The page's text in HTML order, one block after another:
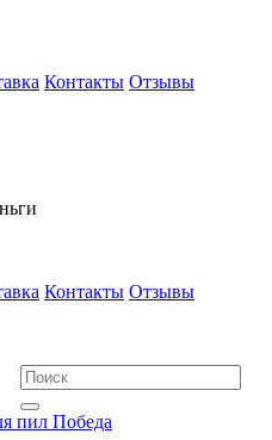
Контакты Отзывы
Контакты Отзывы
пил Победа